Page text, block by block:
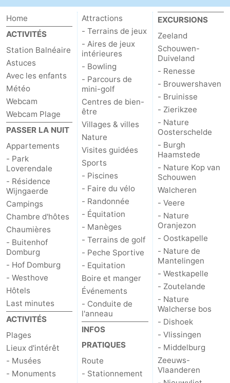
Home
ACTIVITÉS
Station Balnéaire
Astuces
Avec les enfants
Météo
Webcam
Webcam Plage
PASSER LA NUIT
Appartements
- Park
Loverendale
- Résidence
Wijngaerde
Campings
Chambre d'hôtes
Chaumières
- Buitenhof
Domburg
- Hof Domburg
- Westhove
Hôtels
Last minutes
ACTIVITÉS
Plages
Lieux d'intérêt
- Musées
- Monuments
Attractions
- Terrains de jeux
- Aires de jeux
intérieures
- Bowling
- Parcours de
mini-golf
Centres de bien-
être
Villages & villes
Nature
Visites guidées
Sports
- Piscines
- Faire du vélo
- Randonnée
- Équitation
- Manèges
- Terrains de golf
- Peche Sportive
- Equitation
Boire et manger
Événements
- Conduite de
l'anneau
INFOS
PRATIQUES
Route
- Stationnement
EXCURSIONS
Zeeland
Schouwen-
Duiveland
- Renesse
- Brouwershaven
- Bruinisse
- Zierikzee
- Nature
Oosterschelde
- Burgh
Haamstede
- Nature Kop van
Schouwen
Walcheren
- Veere
- Nature
Oranjezon
- Oostkapelle
- Nature de
Mantelingen
- Westkapelle
- Zoutelande
- Nature
Walcherse bos
- Dishoek
- Vlissingen
- Middelburg
Zeeuws-
Vlaanderen